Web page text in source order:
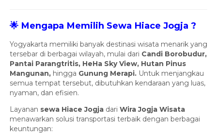
🌟 Mengapa Memilih Sewa Hiace Jogja ?
Yogyakarta memiliki banyak destinasi wisata menarik yang
tersebar di berbagai wilayah, mulai dari Candi Borobudur,
Pantai Parangtritis, HeHa Sky View, Hutan Pinus
Mangunan, hingga Gunung Merapi. Untuk menjangkau
semua tempat tersebut, dibutuhkan kendaraan yang luas,
nyaman, dan efisien.
Layanan sewa Hiace Jogja dari Wira Jogja Wisata
menawarkan solusi transportasi terbaik dengan berbagai
keuntungan: